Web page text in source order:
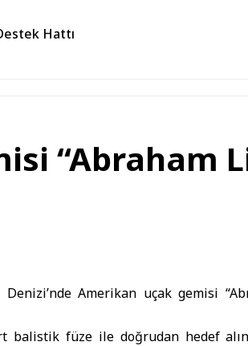
Hattı
“Abraham
Denizi’ndeAmerikan uçak gemisi
balistik füze ile doğrudan hedef